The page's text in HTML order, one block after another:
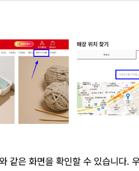
같은 화면을 확인할 수 있습니다.